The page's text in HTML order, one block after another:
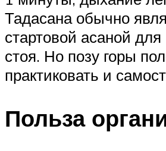
Тадасана обычно
стартовой асаной для
стоя. Но позу горы
практиковать и
Польза